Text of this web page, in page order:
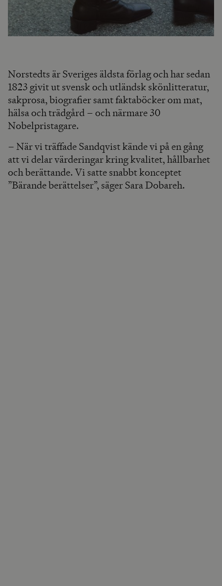
Norstedts är Sveriges äldsta förlag och har sedan
1823 givit ut svensk och utländsk skönlitteratur,
sakprosa, biografier samt faktaböcker om mat,
hälsa och trädgård – och närmare 30
Nobelpristagare.
– När vi träffade Sandqvist kände vi på en gång
att vi delar värderingar kring kvalitet, hållbarhet
och berättande. Vi satte snabbt konceptet
”Bärande berättelser”, säger Sara Dobareh.